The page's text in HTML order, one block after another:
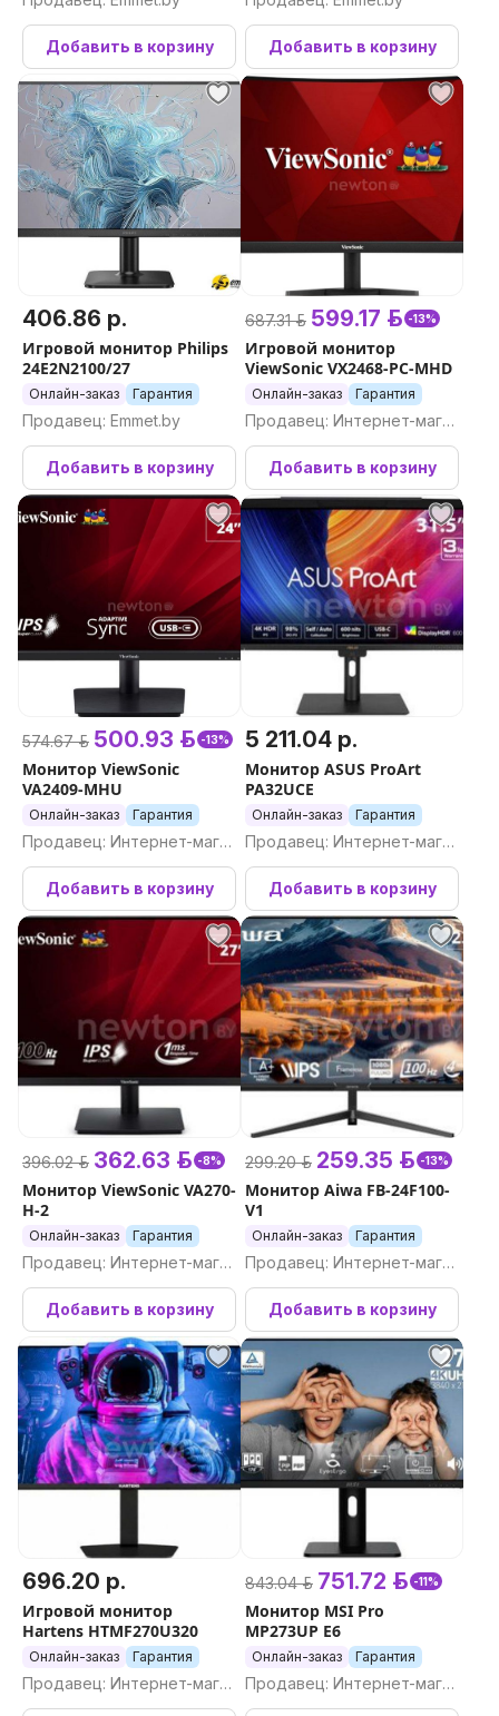
Добавить в корзину Добавить в корзину
406.86 р.
Игровой монитор Philips
24E2N2100/27
Онлайн-заказ Гарантия
Продавец: Emmet.by
Добавить в корзину
687.31 р. 599.17 р. -13%
Игровой монитор
ViewSonic VX2468-PC-MHD
Онлайн-заказ Гарантия
Продавец: Интернет-магаз
ин Newton.by
Добавить в корзину
574.67 р. 500.93 р. -13%
Монитор ViewSonic
VA2409-MHU
Онлайн-заказ Гарантия
Продавец: Интернет-магаз
ин Newton.by
Добавить в корзину
5 211.04 р.
Монитор ASUS ProArt
PA32UCE
Онлайн-заказ Гарантия
Продавец: Интернет-магаз
ин Newton.by
Добавить в корзину
396.02 р. 362.63 р. -8%
Монитор ViewSonic VA270-
H-2
Онлайн-заказ Гарантия
Продавец: Интернет-магаз
ин Newton.by
Добавить в корзину
299.20 р. 259.35 р. -13%
Монитор Aiwa FB-24F100-
V1
Онлайн-заказ Гарантия
Продавец: Интернет-магаз
ин Newton.by
Добавить в корзину
696.20 р.
Игровой монитор
Hartens HTMF270U320
Онлайн-заказ Гарантия
Продавец: Интернет-магаз
ин Newton.by
843.04 р. 751.72 р. -11%
Монитор MSI Pro
MP273UP E6
Онлайн-заказ Гарантия
Продавец: Интернет-магаз
ин Newton.by